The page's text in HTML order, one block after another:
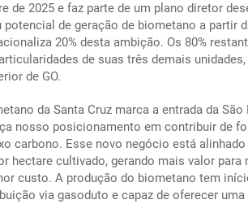
de 2025 e faz parte de um plano diretor
de geração de biometano a partir
20% desta ambição. Os 80%
de suas três demais
de GO.
da Santa Cruz marca a entrada da
nosso posicionamento em contribuir de
carbono. Esse novo negócio está
hectare cultivado, gerando mais valor
custo. A produção do biometano tem
via gasoduto e capaz de oferecer